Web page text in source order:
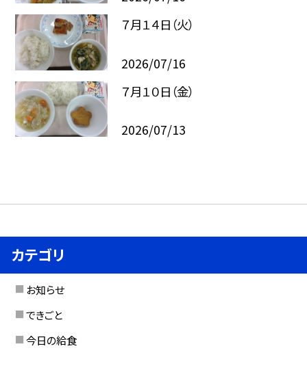
７月１４日（火）
2026/07/16
７月１０日（金）
2026/07/13
カテゴリ
お知らせ
できごと
今日の給食